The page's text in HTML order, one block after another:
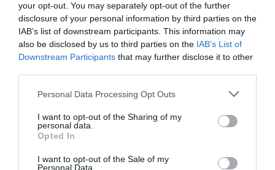
your opt-out. You may separately opt-out of the further
disclosure of your personal information by third parties on the
IAB’s list of downstream participants. This information may
also be disclosed by us to third parties on the IAB’s List of
Downstream Participants that may further disclose it to other
Please note that this website/app uses one or more Google
not limited to your visit or usage behaviour. You may click to
grant or deny consent to Google and its third-party tags to
use your data for below specified purposes in below Google
consent section.
Personal Data Processing Opt Outs
I want to opt-out of the Sharing of my
personal data.
Opted In
I want to opt-out of the Sale of my
Personal Data.
Ταμειου ειναι κρατικα και αφορουν ολους.
ΑΠΆΝΤΗΣΗ
Η ηλ. διεύθυνση σας δεν δημοσιεύεται. Τα υποχρεωτικά πεδία
σημειώνονται με